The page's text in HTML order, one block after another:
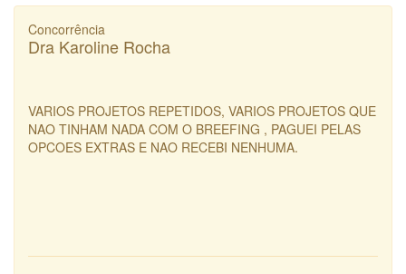
Concorrência
Dra Karoline Rocha
VARIOS PROJETOS REPETIDOS, VARIOS PROJETOS QUE
NAO TINHAM NADA COM O BREEFING , PAGUEI PELAS
OPCOES EXTRAS E NAO RECEBI NENHUMA.